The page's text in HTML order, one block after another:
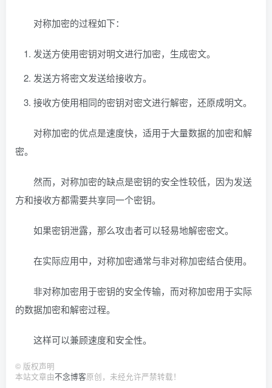
对称加密的过程如下：
发送方使用密钥对明文进行加密，生成密文。
发送方将密文发送给接收方。
接收方使用相同的密钥对密文进行解密，还原成明文。
对称加密的优点是速度快，适用于大量数据的加密和解
密。
然而，对称加密的缺点是密钥的安全性较低，因为发送
方和接收方都需要共享同一个密钥。
如果密钥泄露，那么攻击者可以轻易地解密密文。
在实际应用中，对称加密通常与非对称加密结合使用。
非对称加密用于密钥的安全传输，而对称加密用于实际
的数据加密和解密过程。
这样可以兼顾速度和安全性。
© 版权声明
本站文章由不念博客原创，未经允许严禁转载！